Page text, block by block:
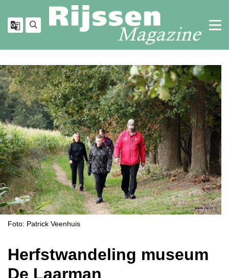
Foto: Patrick Veenhuis
Herfstwandeling museum
De Laarman